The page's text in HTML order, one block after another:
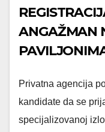
ANGAŽMAN
Privatna agencija
kandidate da se
specijalizovanoj